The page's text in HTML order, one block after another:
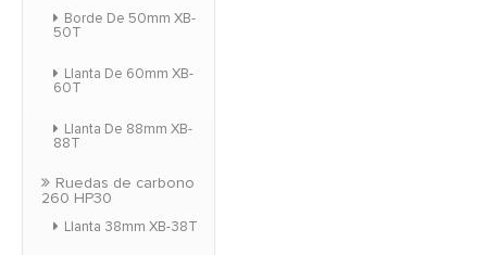
Borde De 50mm XB-
50T
Llanta De 60mm XB-
60T
Llanta De 88mm XB-
88T
Ruedas de carbono
260 HP30
Llanta 38mm XB-38T